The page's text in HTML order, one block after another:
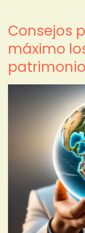
Consejos
máximo
patrimonio